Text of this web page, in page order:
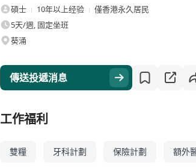
碩士
10年以上经验
僅香港永久居民
5天/週, 固定坐班
葵涌
傳送投遞消息
工作福利
雙糧 牙科計劃 保險計劃 額外